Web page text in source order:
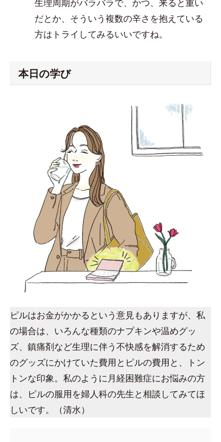
生理周期がバラバラで、かつ、来ると重い
だとか、そういう複数の辛さを抱えている
方はトライしてみるいいですね。
本日の学び
ピルはお金がかかるという意見もありますが、私
の場合は、いろんな種類のナプキンや温めグッ
ズ、鎮痛剤など生理に伴う不快感を解消するため
のグッズにかけていた費用とピルの費用と、トン
トンな印象。私のように月経困難症にお悩みの方
は、ピルの服用を婦人科の先生と相談してみてほ
しいです。（清水）